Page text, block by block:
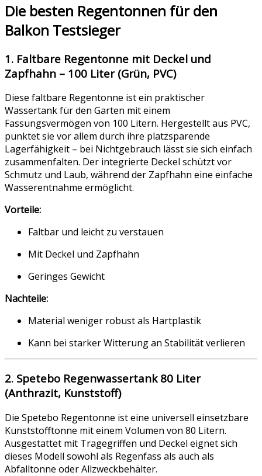
Die besten Regentonnen für den
Balkon Testsieger
1. Faltbare Regentonne mit Deckel und
Zapfhahn – 100 Liter (Grün, PVC)
Diese faltbare Regentonne ist ein praktischer
Wassertank für den Garten mit einem
Fassungsvermögen von 100 Litern. Hergestellt aus PVC,
punktet sie vor allem durch ihre platzsparende
Lagerfähigkeit – bei Nichtgebrauch lässt sie sich einfach
zusammenfalten. Der integrierte Deckel schützt vor
Schmutz und Laub, während der Zapfhahn eine einfache
Wasserentnahme ermöglicht.
Vorteile:
Faltbar und leicht zu verstauen
Mit Deckel und Zapfhahn
Geringes Gewicht
Nachteile:
Material weniger robust als Hartplastik
Kann bei starker Witterung an Stabilität verlieren
2. Spetebo Regenwassertank 80 Liter
(Anthrazit, Kunststoff)
Die Spetebo Regentonne ist eine universell einsetzbare
Kunststofftonne mit einem Volumen von 80 Litern.
Ausgestattet mit Tragegriffen und Deckel eignet sich
dieses Modell sowohl als Regenfass als auch als
Abfalltonne oder Allzweckbehälter.